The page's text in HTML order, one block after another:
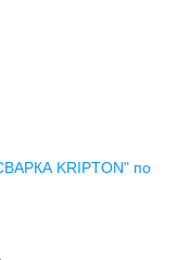
KRIPTON" по